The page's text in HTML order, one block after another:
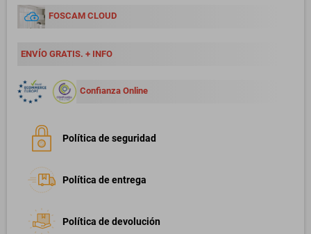
FOSCAM CLOUD
ENVÍO GRATIS. + INFO
Confianza Online
Política de seguridad
Política de entrega
Política de devolución